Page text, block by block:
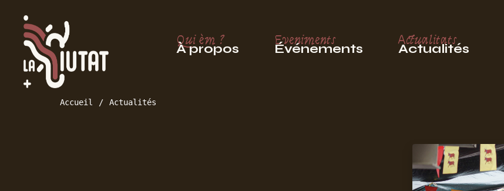
Qui èm ?
À propos
Eveniments
Événements
Actualitats
Actualités
Accueil Actualités